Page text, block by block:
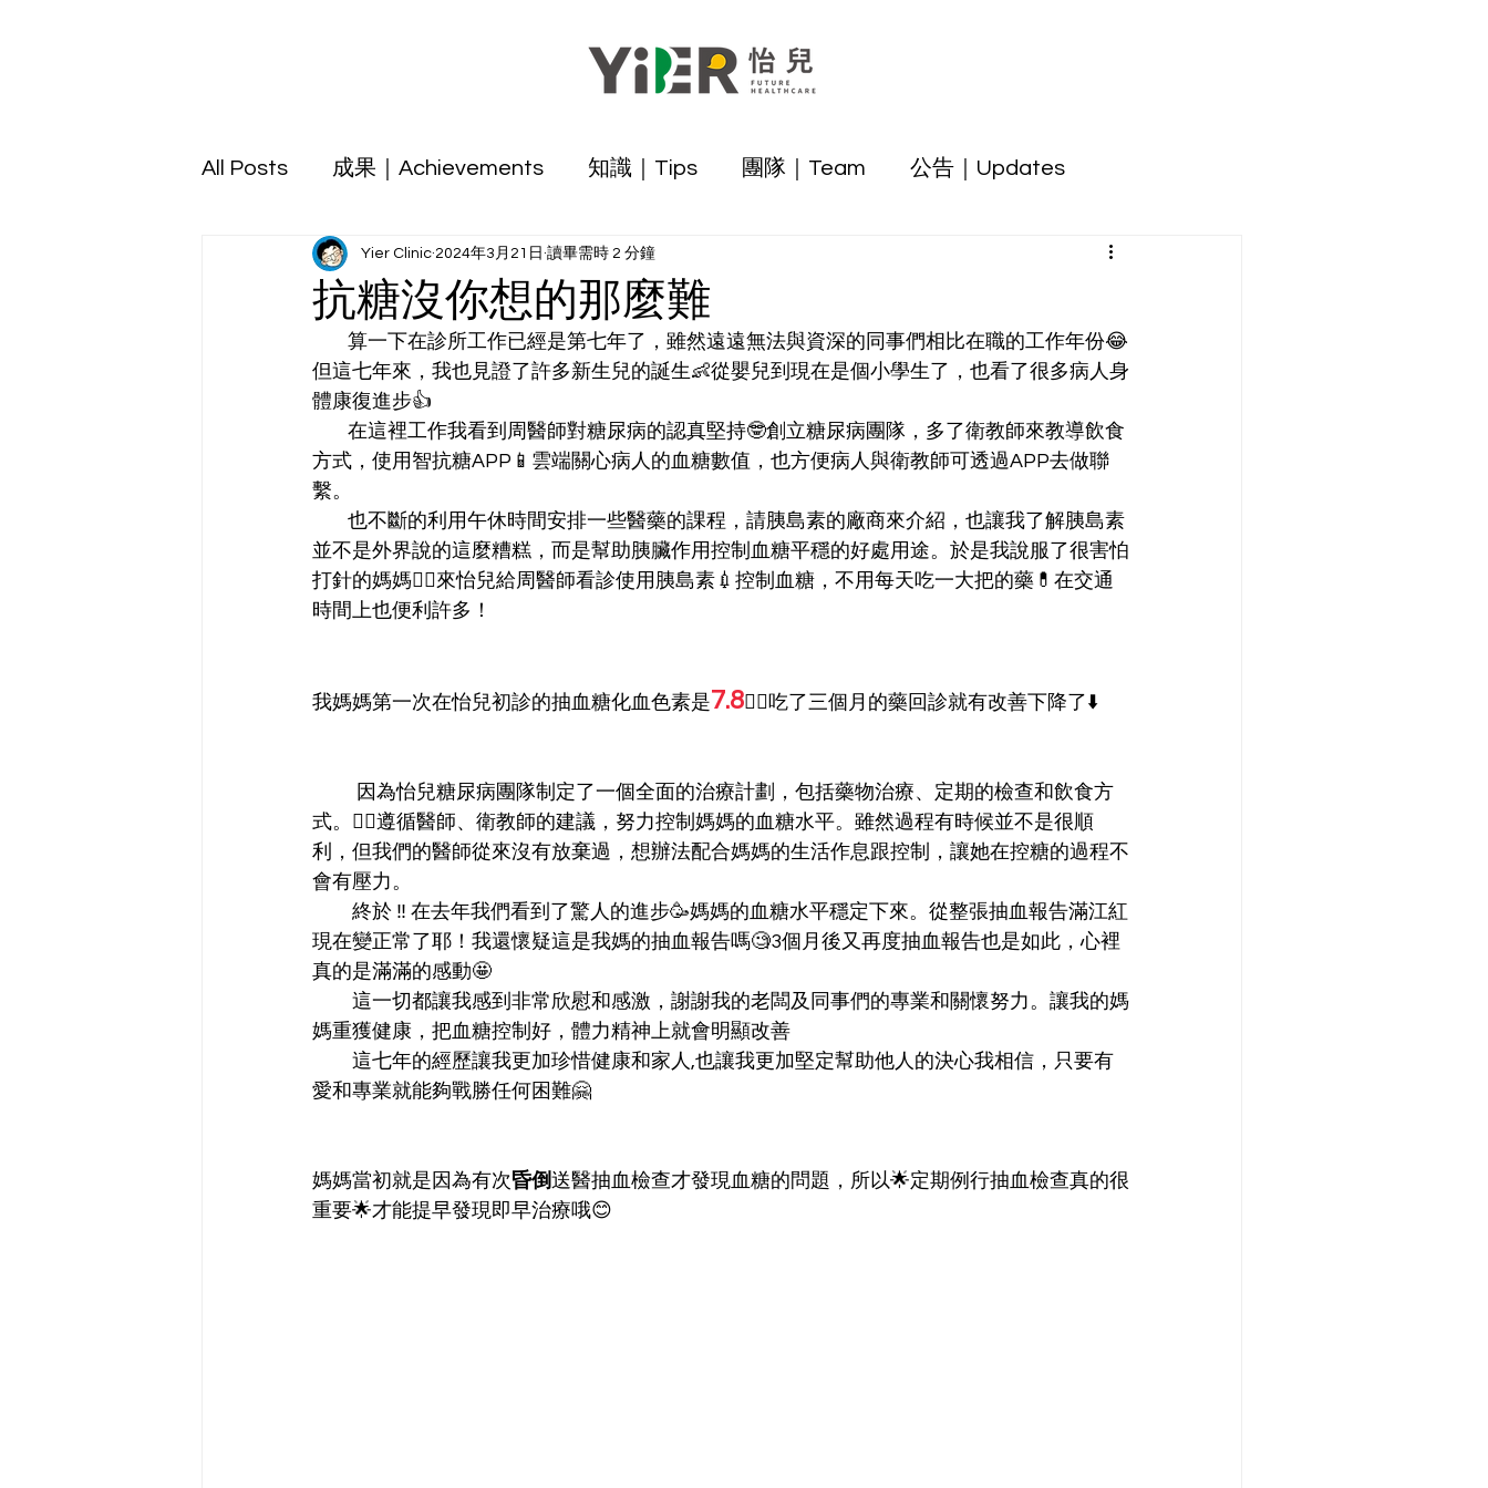
All Posts 成果｜Achievements 知識｜Tips 團隊｜Team 公告｜Updates
抗糖沒你想的那麼難
Yier Clinic 2024年3月21日 讀畢需時 2 分鐘
但這七年來，我也見證了許多新生兒的誕生👶從嬰兒到現在是個小學生了，也看了很多病人身
體康復進步👍
方式，使用智抗糖APP📱雲端關心病人的血糖數值，也方便病人與衛教師可透過APP去做聯
繫。
並不是外界說的這麼糟糕，而是幫助胰臟作用控制血糖平穩的好處用途。於是我說服了很害怕
打針的媽媽🙅‍♀️來怡兒給周醫師看診使用胰島素💉控制血糖，不用每天吃一大把的藥💊在交通
時間上也便利許多！
我媽媽第一次在怡兒初診的抽血糖化血色素是7.8🤦‍♀️吃了三個月的藥回診就有改善下降了⬇️
式。💁‍♀️遵循醫師、衛教師的建議，努力控制媽媽的血糖水平。雖然過程有時候並不是很順
利，但我們的醫師從來沒有放棄過，想辦法配合媽媽的生活作息跟控制，讓她在控糖的過程不
會有壓力。
現在變正常了耶！我還懷疑這是我媽的抽血報告嗎🧐3個月後又再度抽血報告也是如此，心裡
真的是滿滿的感動🤩
媽重獲健康，把血糖控制好，體力精神上就會明顯改善
愛和專業就能夠戰勝任何困難🤗
媽媽當初就是因為有次昏倒送醫抽血檢查才發現血糖的問題，所以🌟定期例行抽血檢查真的很
重要🌟才能提早發現即早治療哦😊